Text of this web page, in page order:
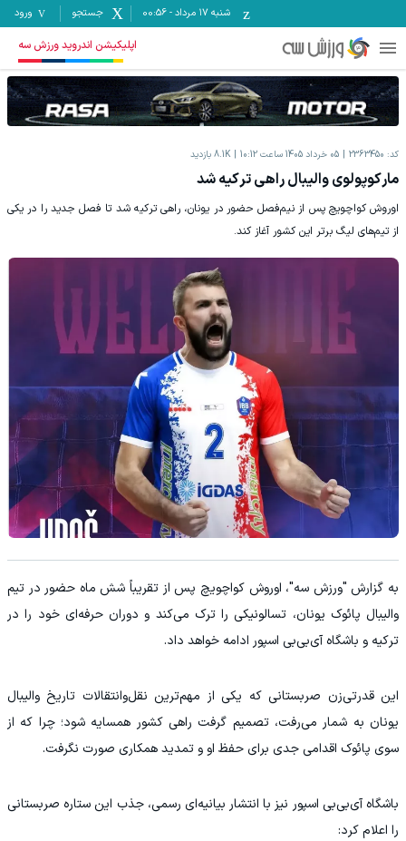
شنبه ۱۷ مرداد -
00:56 جستجو ورود
اپلیکیشن اندروید ورزش سه
کد: 2363450 05 خرداد 1405 ساعت 10:12 8.1K بازدید
مارکوپولوی والیبال راهی ترکیه شد
اوروش کواچویچ پس از نیم‌فصل حضور در یونان، راهی ترکیه شد تا فصل جدید را در یکی
از تیم‌های لیگ برتر این کشور آغاز کند.
به گزارش "ورزش سه"، اوروش کواچویچ پس از تقریباً شش ماه حضور در تیم
والیبال پائوک یونان، تسالونیکی را ترک می‌کند و دوران حرفه‌ای خود را در
ترکیه و باشگاه آی‌بی‌بی اسپور ادامه خواهد داد.
این قدرتی‌زن صربستانی که یکی از مهم‌ترین نقل‌وانتقالات تاریخ والیبال
یونان به شمار می‌رفت، تصمیم گرفت راهی کشور همسایه شود؛ چرا که از
سوی پائوک اقدامی جدی برای حفظ او و تمدید همکاری صورت نگرفت.
باشگاه آی‌بی‌بی اسپور نیز با انتشار بیانیه‌ای رسمی، جذب این ستاره صربستانی
را اعلام کرد: